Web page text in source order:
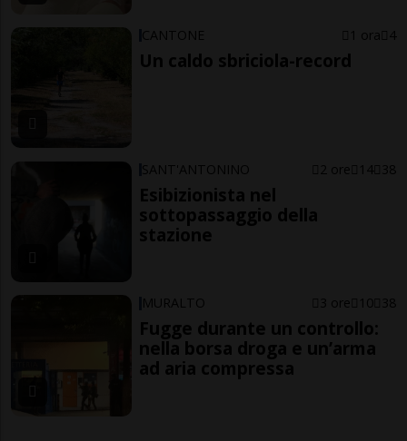
CANTONE 1 ora 4
Un caldo sbriciola-record
SANT'ANTONINO 2 ore 14 38
Esibizionista nel
sottopassaggio della
stazione
MURALTO 3 ore 10 38
Fugge durante un controllo:
nella borsa droga e un’arma
ad aria compressa